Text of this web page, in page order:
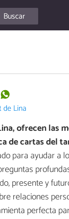
Buscar
de Lina
ofrecen las
de cartas del
para ayudar a
presente y
relaciones
perfecta